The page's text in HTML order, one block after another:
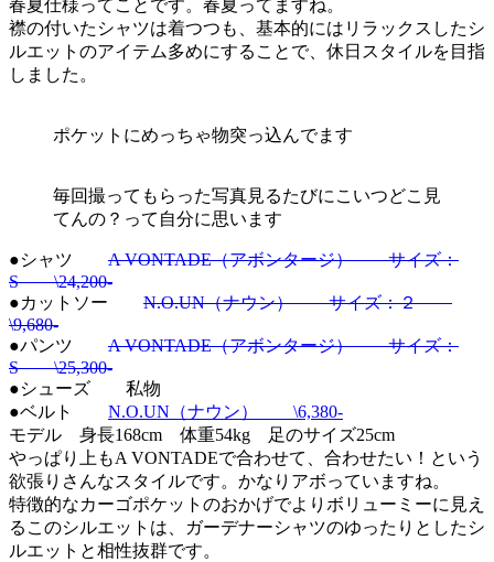
春夏仕様ってことです。春夏ってますね。
襟の付いたシャツは着つつも、基本的にはリラックスしたシ
ルエットのアイテム多めにすることで、休日スタイルを目指
しました。
ポケットにめっちゃ物突っ込んでます
毎回撮ってもらった写真見るたびにこいつどこ見
てんの？って自分に思います
●シャツ A VONTADE（アボンタージ） サイズ：
S \24,200-
●カットソー N.O.UN（ナウン） サイズ：２
\9,680-
●パンツ A VONTADE（アボンタージ） サイズ：
S \25,300-
●シューズ 私物
●ベルト N.O.UN（ナウン） \6,380-
モデル 身長168cm 体重54kg 足のサイズ25cm
やっぱり上もA VONTADEで合わせて、合わせたい！という
欲張りさんなスタイルです。かなりアボっていますね。
特徴的なカーゴポケットのおかげでよりボリューミーに見え
るこのシルエットは、ガーデナーシャツのゆったりとしたシ
ルエットと相性抜群です。